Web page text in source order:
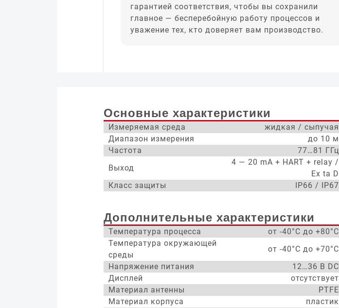
гарантией соответствия, чтобы вы сохранили
главное — бесперебойную работу процессов и
уважение тех, кто доверяет вам производство.
Основные характеристики
Измеряемая среда
жидкая / сыпучая
Диапазон измерения
до 10 м
Частота
77…81 ГГц
Выход
4 — 20 mA + HART + relay /
Ex ta D
Класс защиты
IP66 / IP67
Дополнительные характеристики
Температура процесса
от -40°С до +80°С
Температура окружающей
среды
от -40°С до +70°С
Напряжение питания
12…36 В DC
Дисплей
отсутствует
Материал антенны
PTFE
Материал корпуса
пластик